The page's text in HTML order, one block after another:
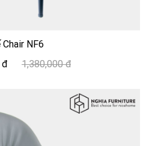
Chair NF6
đ
1,380,000 đ